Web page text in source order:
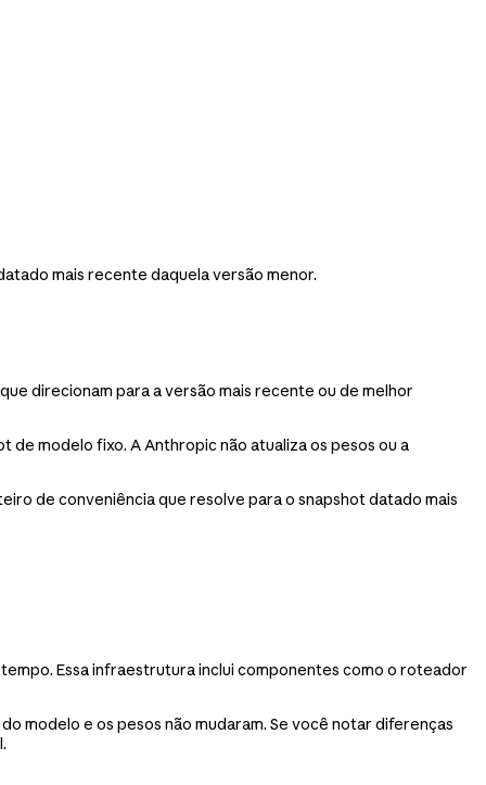
mais recente daquela versão menor.
direcionam para a versão mais recente ou de melhor
de modelo fixo. A Anthropic não atualiza os pesos ou a
de conveniência que resolve para o snapshot datado mais
Essa infraestrutura inclui componentes como o roteador
modelo e os pesos não mudaram. Se você notar diferenças